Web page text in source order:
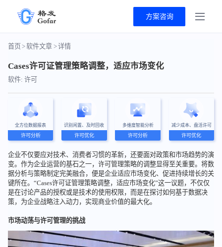
方案咨询
首页>软件文章 >详情
Cases许可证管理策略调整，适应市场变化
软件: 许可
全方位数据报表
许可分析
识别闲置、及时回收
许可优化
多维度智能分析
许可分析
减少成本、盘活许可
许可优化
企业不仅要应对技术、消费者习惯的革新，还要面对政策和市场趋势的演
变。作为企业运营的基石之一，许可管理策略的调整显得至关重要。将数
据分析与策略制定完美融合，便是企业适应市场变化、促进持续增长的关
键所在。“Cases许可证管理策略调整，适应市场变化”这一议题，不仅仅
是在讨论产品的授权或是技术的使用权限，而是在探讨如何基于数据决
策，为企业战略注入动力，实现商业价值的最大化。
市场动荡与许可管理的挑战